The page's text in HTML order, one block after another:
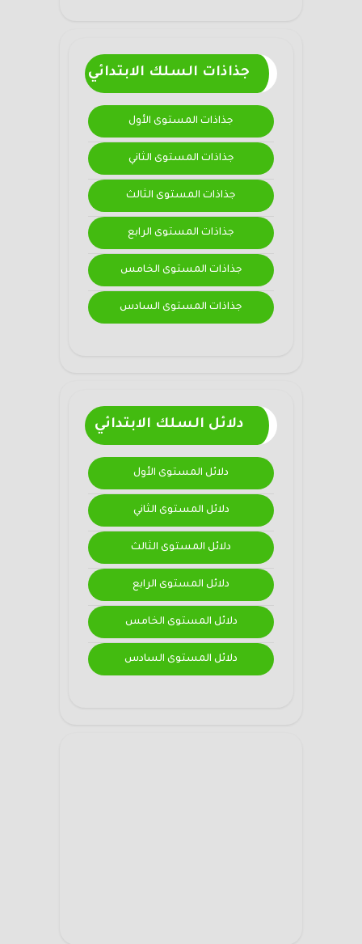
جذاذات السلك الابتدائي
جذاذات المستوى الأول
جذاذات المستوى الثاني
جذاذات المستوى الثالث
جذاذات المستوى الرابع
جذاذات المستوى الخامس
جذاذات المستوى السادس
دلائل السلك الابتدائي
دلائل المستوى الأول
دلائل المستوى الثاني
دلائل المستوى الثالث
دلائل المستوى الرابع
دلائل المستوى الخامس
دلائل المستوى السادس